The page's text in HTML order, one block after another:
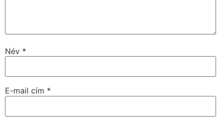
Név *
E-mail cím *